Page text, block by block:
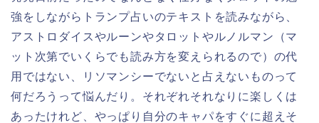
強をしながらトランプ占いのテキストを読みながら、
アストロダイスやルーンやタロットやルノルマン（マ
ット次第でいくらでも読み方を変えられるので）の代
用ではない、リソマンシーでないと占えないものって
何だろうって悩んだり。それぞれそれなりに楽しくは
あったけれど、やっぱり自分のキャパをすぐに超えそ